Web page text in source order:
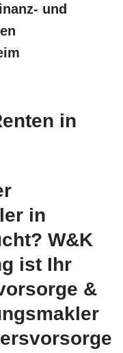
und
in
in
W&K
ist Ihr
&